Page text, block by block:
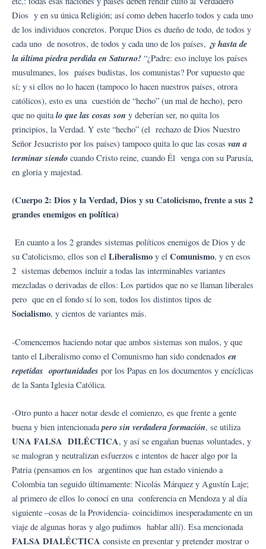
Dios y en su única Religión; así como deben hacerlo todos y cada uno
de los individuos concretos. Porque Dios es dueño de todo, de todos y
cada uno de nosotros, de todos y cada uno de los países, ¡y hasta de
la última piedra perdida en Saturno! “¿Padre: eso incluye los países
musulmanes, los países budistas, los comunistas? Por supuesto que
sí; y si ellos no lo hacen (tampoco lo hacen nuestros países, otrora
católicos), esto es una cuestión de “hecho” (un mal de hecho), pero
que no quita lo que las cosas son y deberían ser, no quita los
principios, la Verdad. Y este “hecho” (el rechazo de Dios Nuestro
Señor Jesucristo por los países) tampoco quita lo que las cosas van a
terminar siendo cuando Cristo reine, cuando Él venga con su Parusía,
en gloria y majestad.
(Cuerpo 2: Dios y la Verdad, Dios y su Catolicismo, frente a sus 2
grandes enemigos en política)
En cuanto a los 2 grandes sistemas políticos enemigos de Dios y de
su Catolicismo, ellos son el Liberalismo y el Comunismo, y en esos
2 sistemas debemos incluir a todas las interminables variantes
mezcladas o derivadas de ellos: Los partidos que no se llaman liberales
pero que en el fondo sí lo son, todos los distintos tipos de
Socialismo, y cientos de variantes más.
-Comencemos haciendo notar que ambos sistemas son malos, y que
tanto el Liberalismo como el Comunismo han sido condenados en
repetidas oportunidades por los Papas en los documentos y encíclicas
de la Santa Iglesia Católica.
-Otro punto a hacer notar desde el comienzo, es que frente a gente
buena y bien intencionadapero sin verdadera formación, se utiliza
UNA FALSA DILÉCTICA, y así se engañan buenas voluntades, y
se malogran y neutralizan esfuerzos e intentos de hacer algo por la
Patria (pensamos en los argentinos que han estado viniendo a
Colombia tan seguido últimamente: Nicolás Márquez y Agustín Laje;
al primero de ellos lo conocí en una conferencia en Mendoza y al día
siguiente –cosas de la Providencia- coincidimos inesperadamente en un
viaje de algunas horas y algo pudimos hablar allí). Esa mencionada
FALSA DIALÉCTICA consiste en presentar y pretender mostrar o